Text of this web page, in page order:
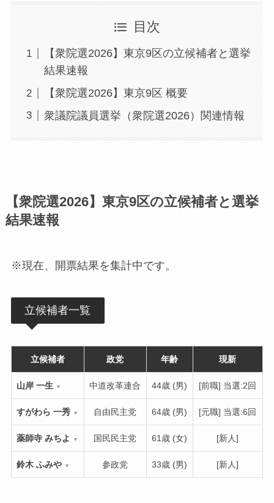
目次
【衆院選2026】東京9区の立候補者と選挙
結果速報
【衆院選2026】東京9区 概要
衆議院議員選挙（衆院選2026）関連情報
【衆院選2026】東京9区の立候補者と選挙
結果速報
※現在、開票結果を集計中です。
立候補者一覧
立候補者 政党 年齢 現新
山岸 一生 ▼ 中道改革連合 44歳 (男) [前職] 当選:2回
すがわら 一秀 ▼ 自由民主党 64歳 (男) [元職] 当選:6回
薬師寺 みちよ ▼ 国民民主党 61歳 (女) [新人]
鈴木 ふみや ▼ 参政党 33歳 (男) [新人]